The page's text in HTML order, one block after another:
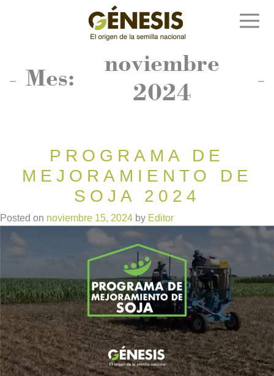
Mes:
noviembre
2024
PROGRAMA DE
MEJORAMIENTO DE
SOJA 2024
Posted on noviembre 15, 2024 by Editor